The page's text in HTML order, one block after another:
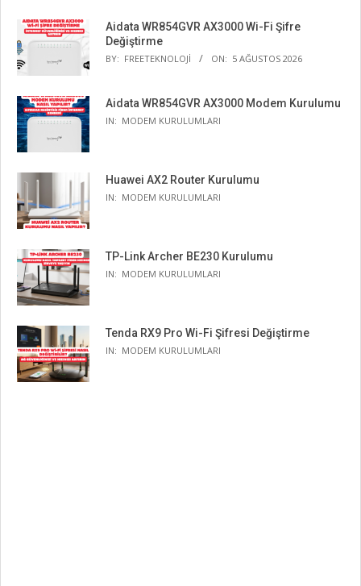
Aidata WR854GVR AX3000 Wi-Fi Şifre
Değiştirme
BY: FREETEKNOLOJI ON: 5 AĞUSTOS 2026
Aidata WR854GVR AX3000 Modem Kurulumu
IN: MODEM KURULUMLARI
Huawei AX2 Router Kurulumu
IN: MODEM KURULUMLARI
TP-Link Archer BE230 Kurulumu
IN: MODEM KURULUMLARI
Tenda RX9 Pro Wi-Fi Şifresi Değiştirme
IN: MODEM KURULUMLARI